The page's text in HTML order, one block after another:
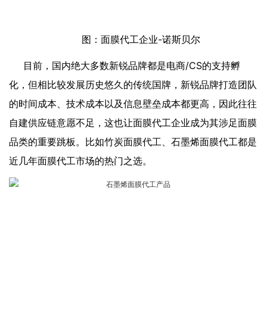
图：面膜代工企业-诺斯贝尔
目前，国内绝大多数新锐品牌都是电商/CS的支持孵
化，但相比较发展历史悠久的传统国牌，新锐品牌打造团队
的时间成本、技术成本以及信息壁垒成本都更高，因此往往
自建供应链意愿不足，这也让面膜代工企业成为其涉足面膜
品类的重要跳板。比如竹炭面膜代工、石墨烯面膜代工都是
近几年面膜代工市场的热门之选。